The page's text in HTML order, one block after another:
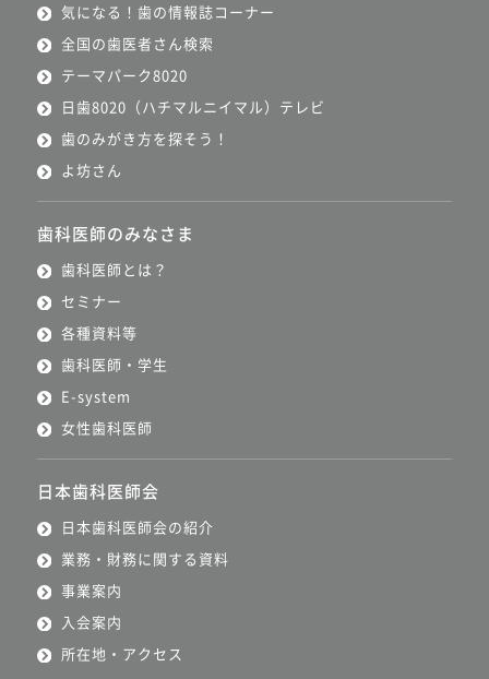
気になる！歯の情報誌コーナー
全国の歯医者さん検索
テーマパーク8020
日歯8020（ハチマルニイマル）テレビ
歯のみがき方を探そう！
よ坊さん
歯科医師のみなさま
歯科医師とは？
セミナー
各種資料等
歯科医師・学生
E-system
女性歯科医師
日本歯科医師会
日本歯科医師会の紹介
業務・財務に関する資料
事業案内
入会案内
所在地・アクセス